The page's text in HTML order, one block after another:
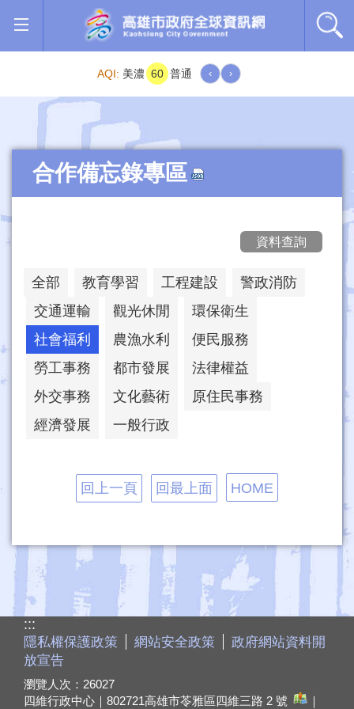
跳到主要內容區塊
AQI: 美濃 60 普通 ‹ ›
合作備忘錄專區
資料查詢
全部 教育學習 工程建設
警政消防
交通運輸
觀光休閒
環保衛生
社會福利
農漁水利
便民服務
勞工事務
都市發展
法律權益
外交事務
文化藝術
原住民事務
經濟發展
一般行政
回上一頁 回最上面 HOME
:::
隱私權保護政策 網站安全政策
政府網站資料開
放宣告
瀏覽人次： 26027
四維行政中心｜802721高雄市苓雅區四維三路 2 號 ｜